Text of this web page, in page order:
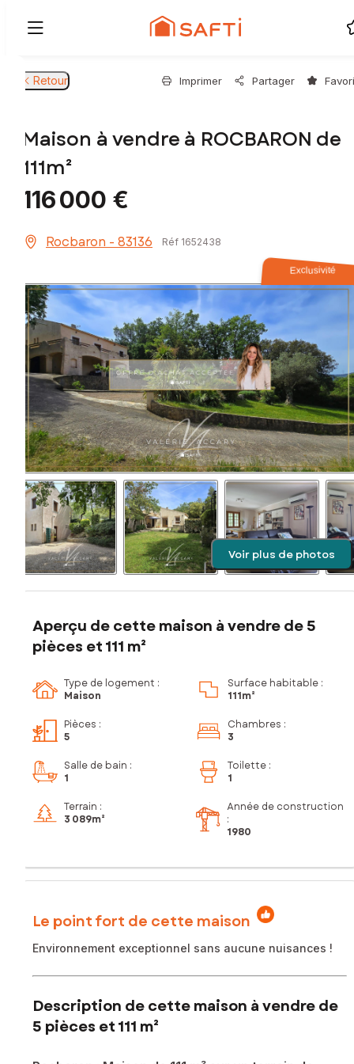
Retour Imprimer Partager
Maison à vendre à ROCBARON de
111m²
116 000 €
Rocbaron - 83136 Réf 1652438
Exclusivité
Voir plus de photos
Aperçu de cette maison à vendre de 5
pièces et 111 m²
Type de logement :
Maison
Surface habitable :
111m²
Pièces :
5
Chambres :
3
Salle de bain :
1
Toilette :
1
Terrain :
3 089m²
Année de construction
:
1980
Le point fort de cette maison
Environnement exceptionnel sans aucune nuisances !
Description de cette maison à vendre de
5 pièces et 111 m²